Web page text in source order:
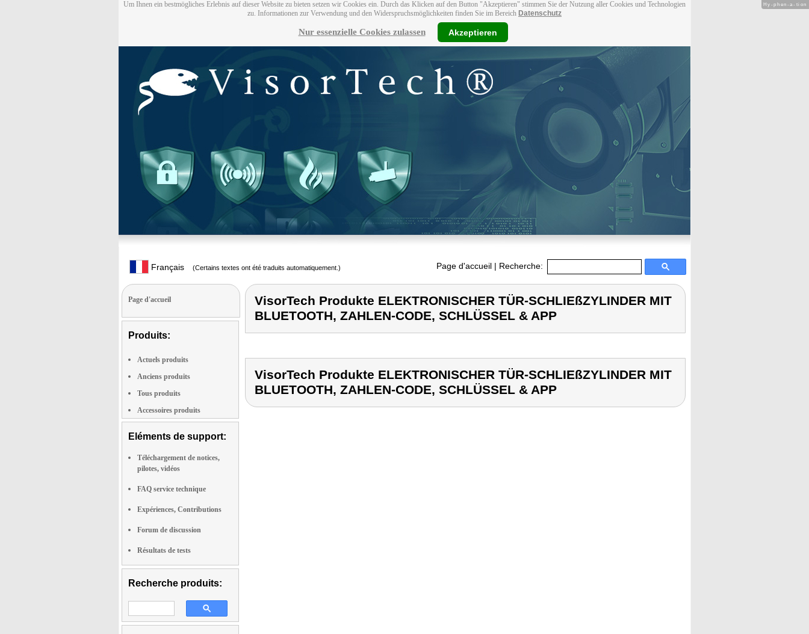
Um Ihnen ein bestmögliches Erlebnis auf dieser Website zu bieten setzen wir Cookies ein. Durch das Klicken auf den Button "Akzeptieren" stimmen Sie der Nutzung aller Cookies und Technologien
zu. Informationen zur Verwendung und den Widerspruchsmöglichkeiten finden Sie im Bereich Datenschutz
Nur essenzielle Cookies zulassen Akzeptieren
Français (Certains textes ont été traduits automatiquement.) Page d'accueil | Recherche:
Page d'accueil
Produits:
Actuels produits
Anciens produits
Tous produits
Accessoires produits
Eléments de support:
Téléchargement de notices,
pilotes, vidéos
FAQ service technique
Expériences, Contributions
Forum de discussion
Résultats de tests
Recherche produits:
VisorTech Produkte ELEKTRONISCHER TÜR-SCHLIEßZYLINDER MIT
BLUETOOTH, ZAHLEN-CODE, SCHLÜSSEL & APP
VisorTech Produkte ELEKTRONISCHER TÜR-SCHLIEßZYLINDER MIT
BLUETOOTH, ZAHLEN-CODE, SCHLÜSSEL & APP
Hy-phen-a-tion